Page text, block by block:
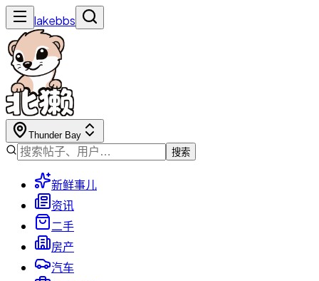
lakebbs
Thunder Bay
搜索
新鲜事儿
资讯
二手
房产
汽车